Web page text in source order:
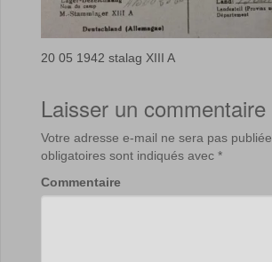
20 05 1942 stalag XIII A
Laisser un commentaire
Votre adresse e-mail ne sera pas publiée.
obligatoires sont indiqués avec *
Commentaire